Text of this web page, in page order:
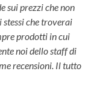
sui prezzi che non
stessi che troverai
prodotti in cui
noi dello staff di
recensioni. Il tutto